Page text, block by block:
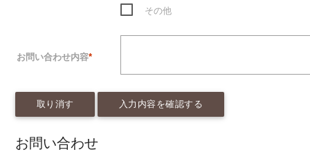
その他
お問い合わせ内容*
お問い合わせ